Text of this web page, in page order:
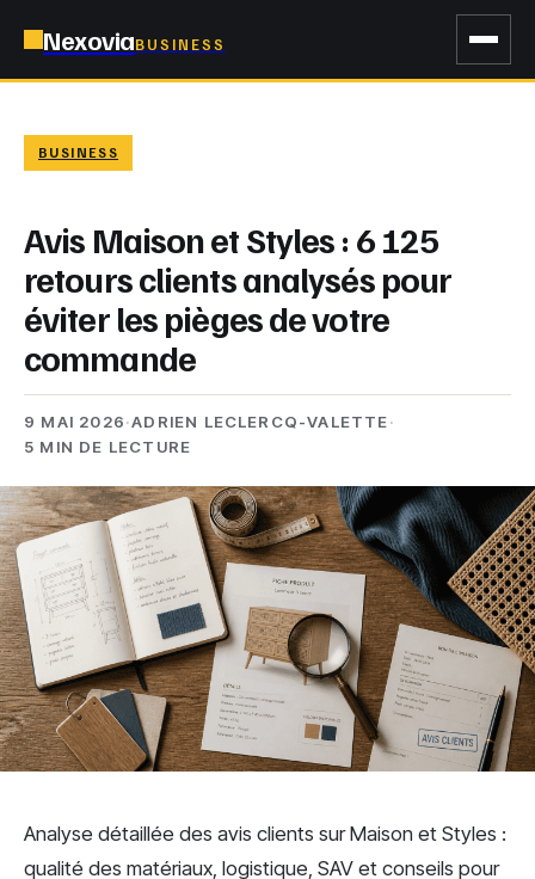
NexoviaBUSINESS
BUSINESS
Avis Maison et Styles : 6 125
retours clients analysés pour
éviter les pièges de votre
commande
9 MAI 2026·ADRIEN LECLERCQ-VALETTE·
5 MIN DE LECTURE
Analyse détaillée des avis clients sur Maison et Styles :
qualité des matériaux, logistique, SAV et conseils pour